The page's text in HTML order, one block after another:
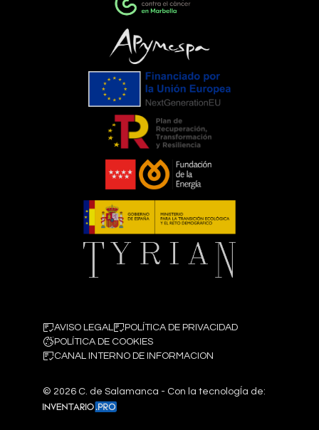
AVISO LEGAL
POLÍTICA DE PRIVACIDAD
POLÍTICA DE COOKIES
CANAL INTERNO DE INFORMACION
© 2026 C. de Salamanca - Con la tecnologÍa de: